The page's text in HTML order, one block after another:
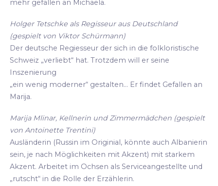
mehr gefallen an Michaela.
Holger Tetschke als Regisseur aus Deutschland
(gespielt von Viktor Schürmann)
Der deutsche Regiesseur der sich in die folkloristische
Schweiz „verliebt“ hat. Trotzdem will er seine
Inszenierung
„ein wenig moderner“ gestalten... Er findet Gefallen an
Marija.
Marija Mlinar, Kellnerin und Zimmermädchen (gespielt
von Antoinette Trentini)
Ausländerin (Russin im Originial, könnte auch Albanierin
sein, je nach Möglichkeiten mit Akzent) mit starkem
Akzent. Arbeitet im Ochsen als Serviceangestellte und
„rutscht“ in die Rolle der Erzählerin.